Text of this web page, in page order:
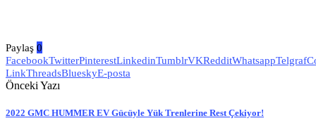
Paylaş 0
FacebookTwitterPinterestLinkedinTumblrVKRedditWhatsappTelgraf
LinkThreadsBlueskyE-posta
Önceki Yazı
2022 GMC HUMMER EV Gücüyle Yük Trenlerine Rest Çekiyor!